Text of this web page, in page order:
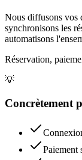
Nous diffusons vos
synchronisons les
automatisons
Réservation,
💡
Concrètement
Paiement